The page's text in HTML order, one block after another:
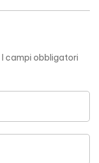
I campi obbligatori